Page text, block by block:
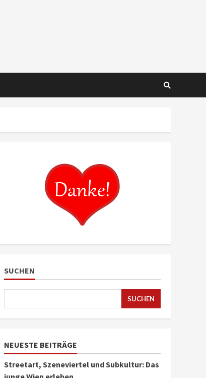
SUCHEN
SUCHEN
NEUESTE BEITRÄGE
Streetart, Szeneviertel und Subkultur: Das